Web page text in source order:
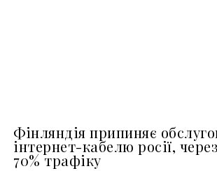
Фінляндія припиняє
інтернет-кабелю росії,
70% трафіку